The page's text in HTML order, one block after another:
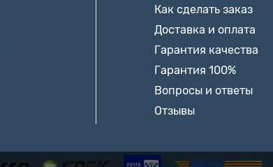
Как сделать заказ
Доставка и оплата
Гарантия качества
Гарантия 100%
Вопросы и ответы
Отзывы